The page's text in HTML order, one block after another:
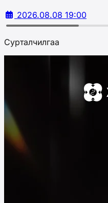
2026.08.08 19:00
Сурталчилгаа